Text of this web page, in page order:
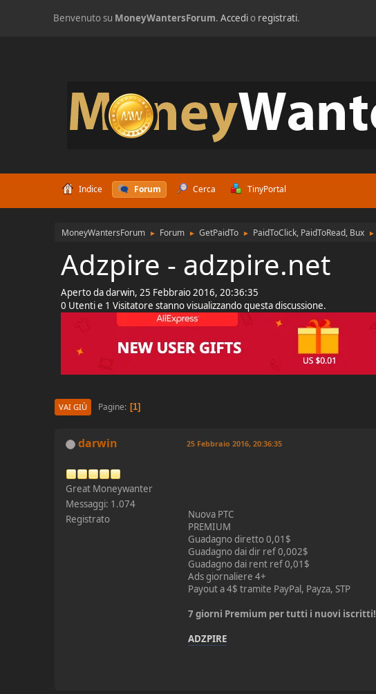
Benvenuto su MoneyWantersForum.Accedio registrati.
Indice Forum Cerca TinyPortal
MoneyWantersForum ► Forum ► GetPaidTo ► PaidToClick, PaidToRead, Bux ►
Adzpire - adzpire.net
Aperto da darwin, 25 Febbraio 2016, 20:36:35
0 Utenti e 1 Visitatore stanno visualizzando questa discussione.
VAI GIÙ Pagine 1
darwin
Great Moneywanter
Messaggi: 1.074
Registrato
25 Febbraio 2016, 20:36:35
Nuova PTC
PREMIUM
Guadagno diretto 0,01$
Guadagno dai dir ref 0,002$
Guadagno dai rent ref 0,01$
Ads giornaliere 4+
Payout a 4$ tramite PayPal, Payza, STP
7 giorni Premium per tutti i nuovi iscritti!
ADZPIRE